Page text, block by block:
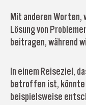
Mit anderen Worten,
Lösung von
beitragen, während
In einem Reiseziel,
betroffen ist, könnte
beispielsweise